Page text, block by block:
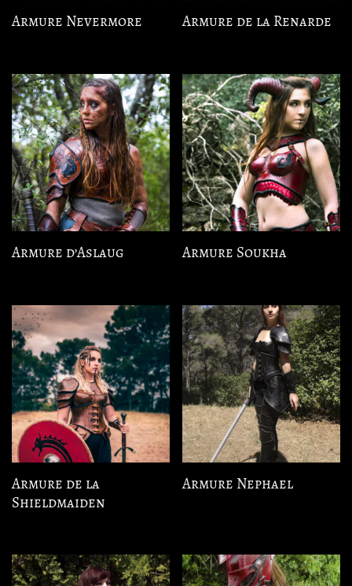
Armure Nevermore Armure de la Renarde
Armure d’Aslaug Armure Soukha
Armure de la
Shieldmaiden
Armure Nephael